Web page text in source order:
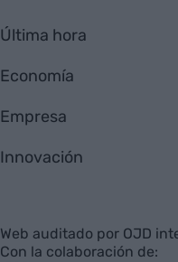
Última hora
Economía
Empresa
Innovación
Web auditado por OJD
Con la colaboración de: